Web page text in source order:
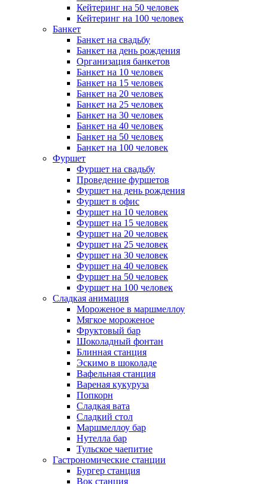
Кейтеринг на 50 человек
Кейтеринг на 100 человек
Банкет
Банкет на свадьбу
Банкет на день рождения
Организация банкетов
Банкет на 10 человек
Банкет на 15 человек
Банкет на 20 человек
Банкет на 25 человек
Банкет на 30 человек
Банкет на 40 человек
Банкет на 50 человек
Банкет на 100 человек
Фуршет
Фуршет на свадьбу
Проведение фуршетов
Фуршет на день рождения
Фуршет в офис
Фуршет на 10 человек
Фуршет на 15 человек
Фуршет на 20 человек
Фуршет на 25 человек
Фуршет на 30 человек
Фуршет на 40 человек
Фуршет на 50 человек
Фуршет на 100 человек
Сладкая анимация
Мороженое в маршмеллоу
Мягкое мороженое
Фруктовый бар
Шоколадный фонтан
Блинная станция
Эскимо в шоколаде
Вафельная станция
Вареная кукуруза
Попкорн
Сладкая вата
Сладкий стол
Маршмеллоу бар
Нутелла бар
Тульское чаепитие
Гастрономические станции
Бургер станция
Вок станция